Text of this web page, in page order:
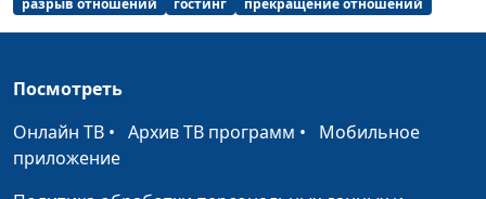
какое оно?
Ольга Лебедева,
клинический
ребенка: как их
принимать?
Ольга Лебедева,
разрыв отношений гостинг прекращение отношений
Посмотреть
Онлайн ТВ • Архив ТВ программ • Мобильное
приложение